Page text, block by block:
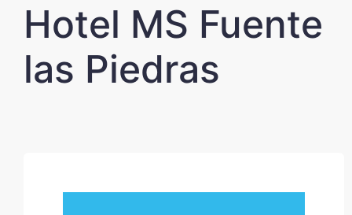
Hotel MS Fuente
las Piedras